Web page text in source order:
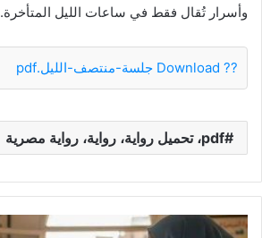
وأسرار تُقال فقط في ساعات الليل المتأخرة.
?? Download جلسة-منتصف-الليل.pdf
pdf، تحميل رواية، رواية، رواية مصرية